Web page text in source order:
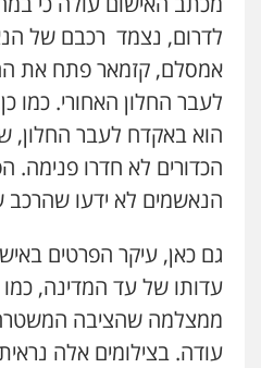
לדרום, נצמד רכבם של
אמסלם, קזמאר פתח את
לעבר החלון האחורי. כמו
הוא באקדח לעבר החלון,
הכדורים לא חדרו פנימה.
הנאשמים לא ידעו שהרכב
גם כאן, עיקר הפרטים
עדותו של עד המדינה, כמו
ממצלמה שהציבה
עודה. בצילומים אלה